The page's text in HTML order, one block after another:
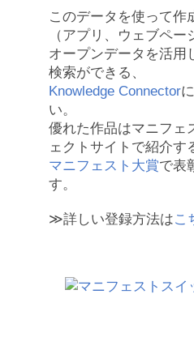
このデータを使って作
（アプリ、ウェブペー
オープンデータを活用
検索ができる、
Knowledge Connector
い。
優れた作品はマニフェ
ェクトサイトで紹介す
マニフェスト大賞で表
す。
≫詳しい登録方法はこ